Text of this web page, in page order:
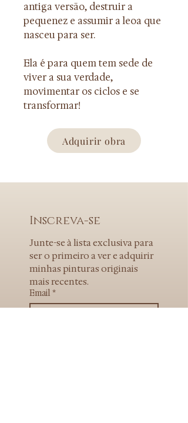
antiga versão, destruir a
pequenez e assumir a leoa que
nasceu para ser.
Ela é para quem tem sede de
viver a sua verdade,
movimentar os ciclos e se
transformar!
Adquirir obra
Inscreva-se
Junte-se à lista exclusiva para
ser o primeiro a ver e adquirir
minhas pinturas originais
mais recentes.
Email *